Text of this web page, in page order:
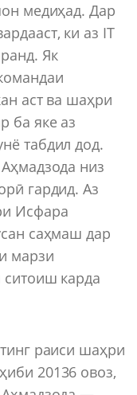
медиҳад. Дар
ки аз IT
Як
аст ва шаҳри
ба яке аз
табдил дод.
низ
гардид. Аз
Исфара
саҳмаш дар
марзи
ситоиш карда
раиси шаҳри
20136 овоз,